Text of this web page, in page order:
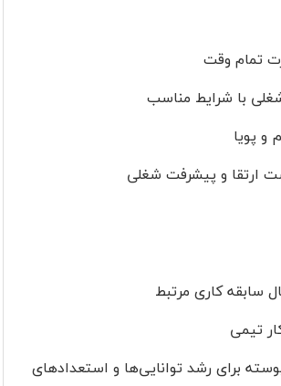
تیمی
برای رشد توانایی‌ها و استعدادهای